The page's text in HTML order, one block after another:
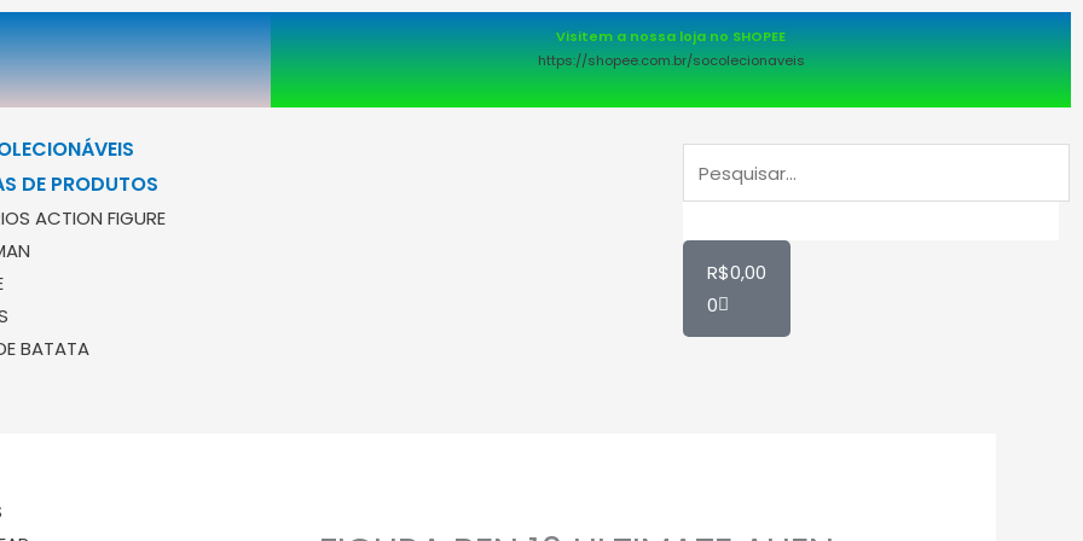
Visitem a nossa loja no SHOPEE
https://shopee.com.br/socolecionaveis
DE PRODUTOS
ACTION FIGURE
BATATA
PESQUISAR
R$0,00
0